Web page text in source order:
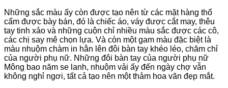
Những sắc màu ấy còn được tạo nên từ các mặt hàng thổ
cẩm được bày bán, đó là chiếc áo, váy được cắt may, thêu
tay tinh xảo và những cuộn chỉ nhiều màu sắc được các cô,
các chị say mê chọn lựa. Và còn một gam màu đặc biệt là
màu nhuộm chàm in hằn lên đôi bàn tay khéo léo, chăm chỉ
của người phụ nữ. Những đôi bàn tay của người phụ nữ
Mông bao năm se lanh, nhuộm vải ấy đến ngày chợ vẫn
không nghỉ ngơi, tất cả tạo nên một thảm hoa văn đẹp mắt.